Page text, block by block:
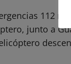
112
junto a